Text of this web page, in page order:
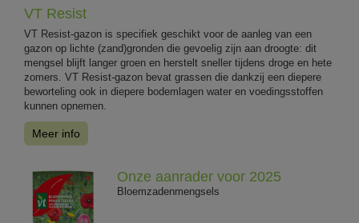
VT Resist
VT Resist-gazon is specifiek geschikt voor de aanleg van een
gazon op lichte (zand)gronden die gevoelig zijn aan droogte: dit
mengsel blijft langer groen en herstelt sneller tijdens droge en hete
zomers. VT Resist-gazon bevat grassen die dankzij een diepere
beworteling ook in diepere bodemlagen water en voedingsstoffen
kunnen opnemen.
Meer info
Onze aanrader voor 2025
Bloemzadenmengsels